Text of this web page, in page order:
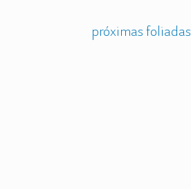
próximas foliadas